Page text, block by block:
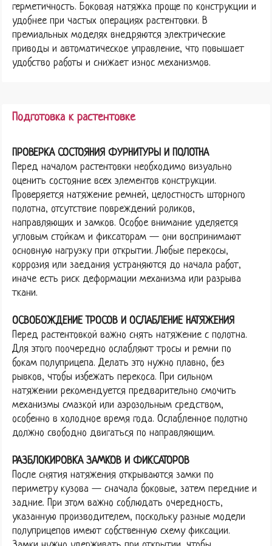
герметичность. Боковая натяжка проще по конструкции и
удобнее при частых операциях растентовки. В
премиальных моделях внедряются электрические
приводы и автоматическое управление, что повышает
удобство работы и снижает износ механизмов.
Подготовка к растентовке
ПРОВЕРКА СОСТОЯНИЯ ФУРНИТУРЫ И ПОЛОТНА
Перед началом растентовки необходимо визуально
оценить состояние всех элементов конструкции.
Проверяется натяжение ремней, целостность шторного
полотна, отсутствие повреждений роликов,
направляющих и замков. Особое внимание уделяется
угловым стойкам и фиксаторам — они воспринимают
основную нагрузку при открытии. Любые перекосы,
коррозия или заедания устраняются до начала работ,
иначе есть риск деформации механизма или разрыва
ткани.
ОСВОБОЖДЕНИЕ ТРОСОВ И ОСЛАБЛЕНИЕ НАТЯЖЕНИЯ
Перед растентовкой важно снять натяжение с полотна.
Для этого поочередно ослабляют тросы и ремни по
бокам полуприцепа. Делать это нужно плавно, без
рывков, чтобы избежать перекоса. При сильном
натяжении рекомендуется предварительно смочить
механизмы смазкой или аэрозольным средством,
особенно в холодное время года. Ослабленное полотно
должно свободно двигаться по направляющим.
РАЗБЛОКИРОВКА ЗАМКОВ И ФИКСАТОРОВ
После снятия натяжения открываются замки по
периметру кузова — сначала боковые, затем передние и
задние. При этом важно соблюдать очередность,
указанную производителем, поскольку разные модели
полуприцепов имеют собственную схему фиксации.